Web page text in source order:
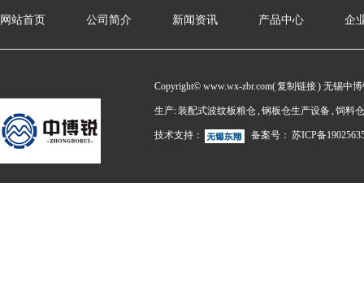
网站首页 公司简介 新闻资讯 产品中心 企
Copyright© www.wx-zbr.com(复制链接) 无锡中
生产:装配式波纹板粮仓, 钢板仓生产设备, 饲料
技术支持： 备案号： 苏ICP备